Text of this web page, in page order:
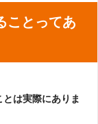
ことってあ
は実際にありま